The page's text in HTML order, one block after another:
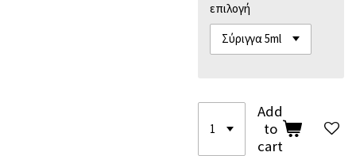
επιλογή
Add
to
cart